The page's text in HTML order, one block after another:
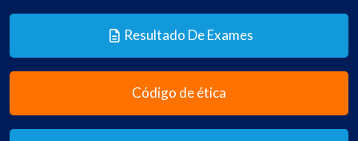
Resultado De Exames
Código de ética